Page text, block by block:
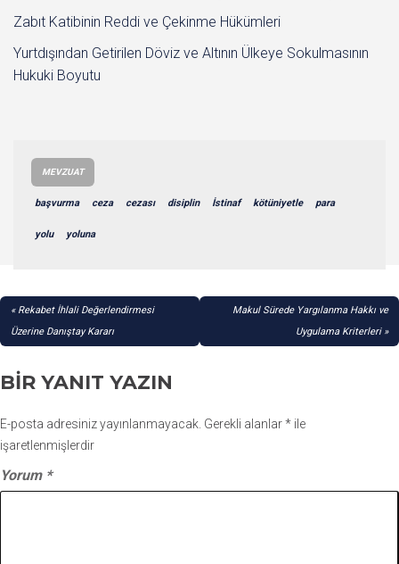
Zabıt Katibinin Reddi ve Çekinme Hükümleri
Yurtdışından Getirilen Döviz ve Altının Ülkeye Sokulmasının
Hukuki Boyutu
MEVZUAT
başvurma ceza cezası disiplin İstinaf kötüniyetle para
yolu yoluna
YAZI
GEZINMESI
Rekabet İhlali Değerlendirmesi
Üzerine Danıştay Kararı
Makul Sürede Yargılanma Hakkı ve
Uygulama Kriterleri
BIR YANIT YAZIN
E-posta adresiniz yayınlanmayacak. Gerekli alanlar* ile
işaretlenmişlerdir
Yorum *